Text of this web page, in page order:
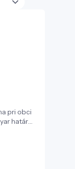
pri obci
határ
vulkáni